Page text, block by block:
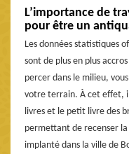
L’importance de
pour être un
Les données statistiques
sont de plus en plus
percer dans le milieu,
votre terrain. À cet effet,
livres et le petit livre des
permettant de recenser
implanté dans la ville de